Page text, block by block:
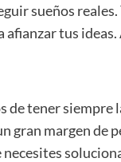
sueños
tus
de tener
gran margen